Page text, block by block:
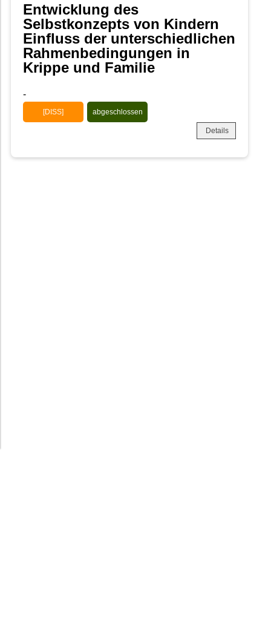
Entwicklung des
Selbstkonzepts von Kindern
Einfluss der unterschiedlichen
Rahmenbedingungen in
Krippe und Familie
-
[DISS] abgeschlossen
Details